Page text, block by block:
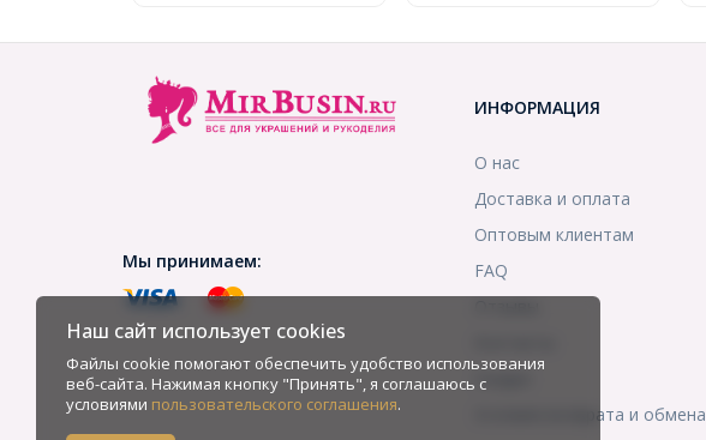
Мы принимаем:
ИНФОРМАЦИЯ
О нас
Доставка и оплата
Оптовым клиентам
FAQ
Скидки
Условия возврата и обмена
Наш сайт использует cookies
Файлы cookie помогают обеспечить удобство использования
веб-сайта. Нажимая кнопку "Принять", я соглашаюсь с
условиями пользовательского соглашения.